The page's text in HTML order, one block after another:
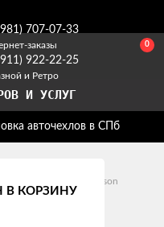
707-07-33
заказы
922-22-25
и Ретро
0
И УСЛУГ
авточехлов в СПб
Tucson
- 2018)
В КОРЗИНУ